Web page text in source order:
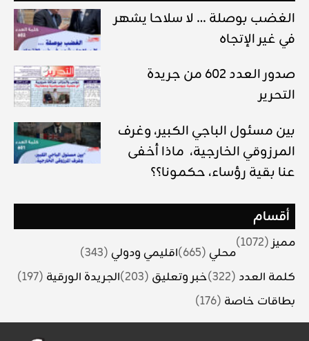
الغضب بوصلة … لا سلاحا يشهر
في غير الإتجاه
صدور العدد 602 من جريدة
التحرير
بين مسئول الباجي الكبير، وغرف
المرزوقي الخارجية، ماذا أخفى
عنا بقية رؤساء، حكمونا؟؟
أقسام
مميز(1072)
محلي (665) اقليمي ودولي (343)
كلمة العدد (322) خبر وتعليق (203) الجريدة الورقية (197)
بطاقات خاصة (176)